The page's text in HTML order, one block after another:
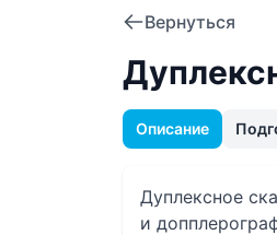
Вернуться
Описание
Дуплексное
и